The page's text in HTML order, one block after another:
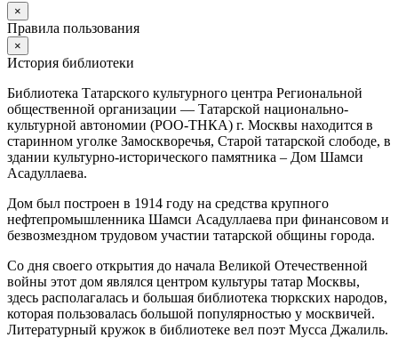
×
Правила пользования
×
История библиотеки
Библиотека Татарского культурного центра Региональной
общественной организации — Татарской национально-
культурной автономии (РОО-ТНКА) г. Москвы находится в
старинном уголке Замоскворечья, Старой татарской слободе, в
здании культурно-исторического памятника – Дом Шамси
Асадуллаева.
Дом был построен в 1914 году на средства крупного
нефтепромышленника Шамси Асадуллаева при финансовом и
безвозмездном трудовом участии татарской общины города.
Со дня своего открытия до начала Великой Отечественной
войны этот дом являлся центром культуры татар Москвы,
здесь располагалась и большая библиотека тюркских народов,
которая пользовалась большой популярностью у москвичей.
Литературный кружок в библиотеке вел поэт Мусса Джалиль.